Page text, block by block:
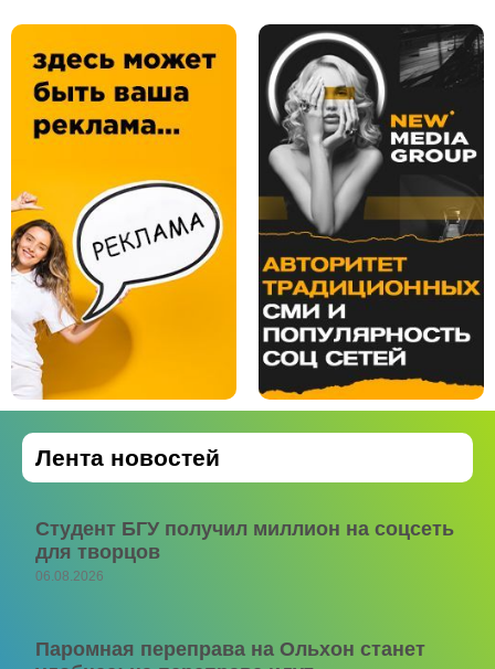
Лента новостей
Студент БГУ получил миллион на соцсеть
для творцов
06.08.2026
Паромная переправа на Ольхон станет